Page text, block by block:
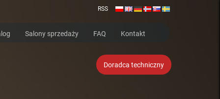
RSS
Salony sprzedaży FAQ Kontakt
Doradca techniczny